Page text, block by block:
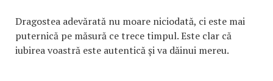
Dragostea adevărată nu moare niciodată, ci este mai
puternică pe măsură ce trece timpul. Este clar că
iubirea voastră este autentică și va dăinui mereu.